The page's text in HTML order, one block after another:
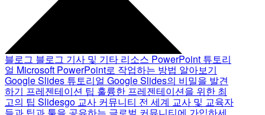
블로그 블로그 기사 및 기타 리소스 PowerPoint 튜토리
얼 Microsoft PowerPoint로 작업하는 방법 알아보기
Google Slides 튜토리얼 Google Slides의 비밀을 발견
하기 프레젠테이션 팁 훌륭한 프레젠테이션을 위한 최
고의 팁 Slidesgo 교사 커뮤니티 전 세계 교사 및 교육자